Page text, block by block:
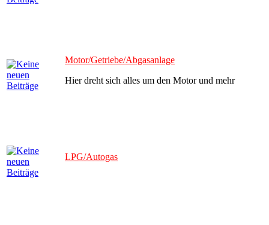
Motor/Getriebe/Abgasanlage
Hier dreht sich alles um den Motor und mehr
LPG/Autogas